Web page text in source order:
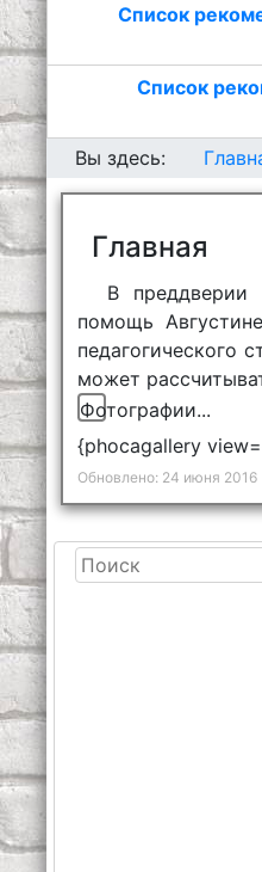
Список
Список
Вы здесь:
Главная
В преддверии
помощь
педагогического
может
Фотографии...
{phocagallery
Обновлено: 24 июня 2016